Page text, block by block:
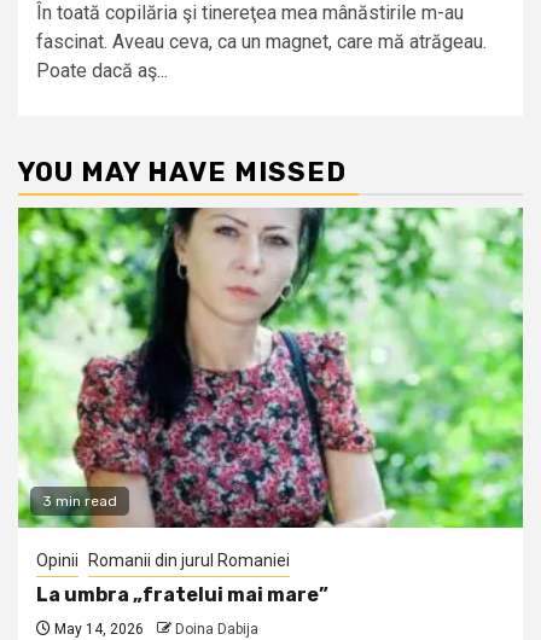
În toată copilăria şi tinereţea mea mânăstirile m-au
fascinat. Aveau ceva, ca un magnet, care mă atrăgeau.
Poate dacă aş...
YOU MAY HAVE MISSED
3 min read
Opinii Romanii din jurul Romaniei
La umbra „fratelui mai mare”
May 14, 2026 Doina Dabija